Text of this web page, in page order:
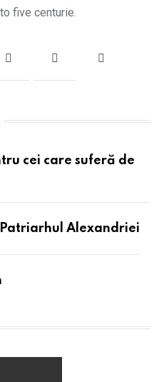
five centurie.
cei care suferă de
Alexandriei